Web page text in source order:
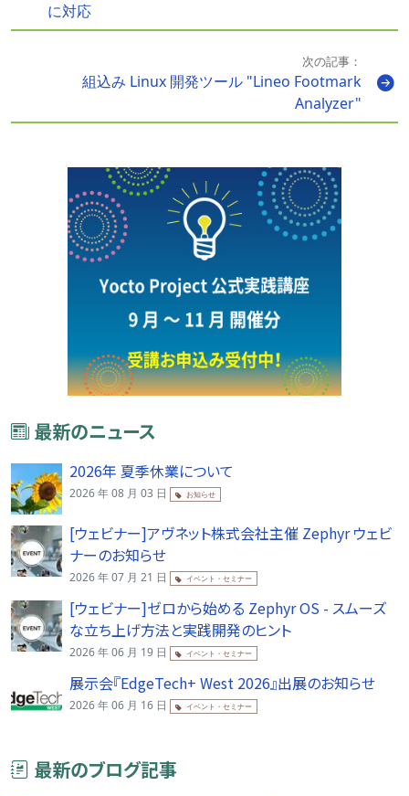
に対応
次の記事：
組込み Linux 開発ツール "Lineo Footmark
Analyzer"
最新のニュース
2026年 夏季休業について
2026 年 08 月 03 日 お知らせ
[ウェビナー]アヴネット株式会社主催 Zephyr ウェビ
ナーのお知らせ
2026 年 07 月 21 日 イベント・セミナー
[ウェビナー]ゼロから始める Zephyr OS - スムーズ
な立ち上げ方法と実践開発のヒント
2026 年 06 月 19 日 イベント・セミナー
展示会『EdgeTech+ West 2026』出展のお知らせ
2026 年 06 月 16 日 イベント・セミナー
最新のブログ記事